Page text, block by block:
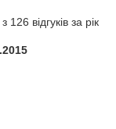
відгуків за рік